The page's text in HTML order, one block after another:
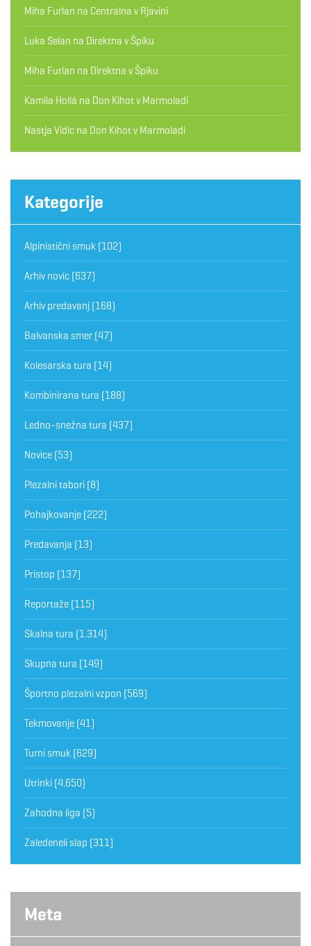
Miha Furlan na Centralna v Rjavini
Luka Selan na Direktna v Špiku
Miha Furlan na Direktna v Špiku
Kamila Hollá na Don Kihot v Marmoladi
Nastja Vidic na Don Kihot v Marmoladi
Kategorije
Alpinistični smuk (102)
Arhiv novic (637)
Arhiv predavanj (168)
Balvanska smer (47)
Kolesarska tura (14)
Kombinirana tura (188)
Ledno-snežna tura (437)
Novice (53)
Plezalni tabori (8)
Pohajkovanje (222)
Predavanja (13)
Pristop (137)
Reportaže (115)
Skalna tura (1.314)
Skupna tura (149)
Športno plezalni vzpon (569)
Tekmovanje (41)
Turni smuk (629)
Utrinki (4.650)
Zahodna liga (5)
Zaledeneli slap (311)
Meta